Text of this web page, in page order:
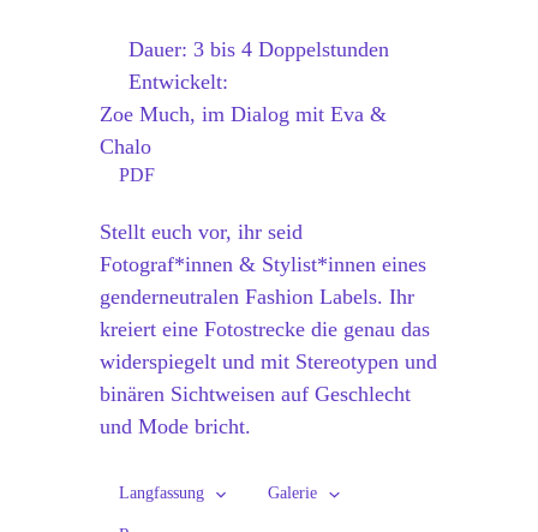
Dauer: 3 bis 4 Doppelstunden
Entwickelt:
Zoe Much, im Dialog mit Eva &
Chalo
PDF
Stellt euch vor, ihr seid
Fotograf*innen & Stylist*innen eines
genderneutralen Fashion Labels. Ihr
kreiert eine Fotostrecke die genau das
widerspiegelt und mit Stereotypen und
binären Sichtweisen auf Geschlecht
und Mode bricht.
Langfassung Galerie